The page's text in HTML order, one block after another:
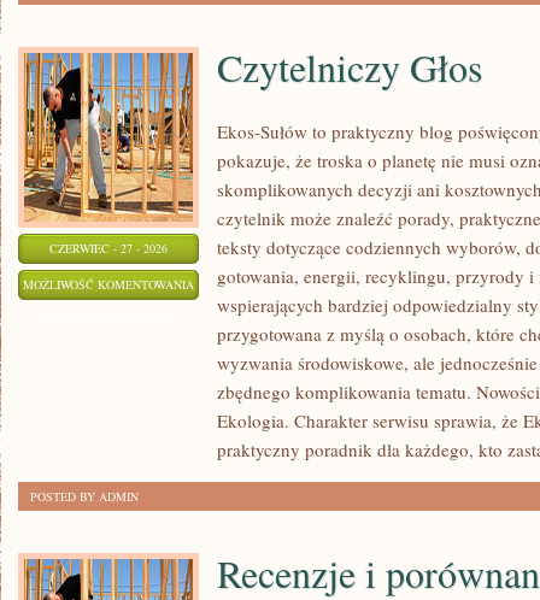
CZERWIEC - 27 - 2026
MOŻLIWOŚĆ KOMENTOWANIA CZYTELNICZY
GŁOS
Czytelniczy Głos
Ekos-Sułów to praktyczny blog
pokazuje, że troska o planetę nie musi
skomplikowanych decyzji ani
czytelnik może znaleźć porady,
teksty dotyczące codziennych wyborów,
gotowania, energii, recyklingu, przyrody i
wspierających bardziej odpowiedzialny
przygotowana z myślą o osobach, które
wyzwania środowiskowe, ale
zbędnego komplikowania tematu.
Ekologia. Charakter serwisu sprawia, że
praktyczny poradnik dla każdego, kto
POSTED BY ADMIN
Recenzje i